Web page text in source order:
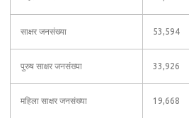
साक्षर जनसंख्या 53,594
पुरुष साक्षर जनसंख्या 33,926
महिला साक्षर जनसंख्या 19,668